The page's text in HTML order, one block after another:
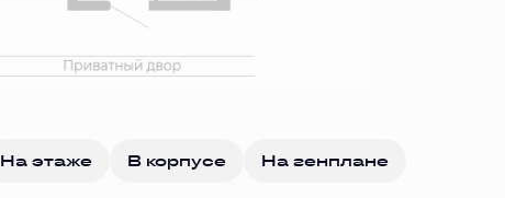
На этаже В корпусе На генплане